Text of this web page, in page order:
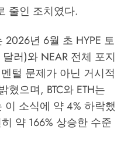
줄인 조치였다.
2026년 6월 초 HYPE 토
러)와 NEAR 전체 포지
털 문제가 아닌 거시적
으며, BTC와 ETH는
이 소식에 약 4% 하락했
약 166% 상승한 수준